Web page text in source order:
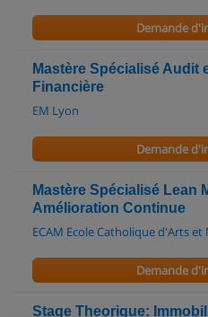
Demande
Mastère Spécialisé Audit
Financière
EM Lyon
Demande
Mastère Spécialisé Lean
Amélioration Continue
ECAM Ecole Catholique d'Arts et
Demande
Stage Theorique: